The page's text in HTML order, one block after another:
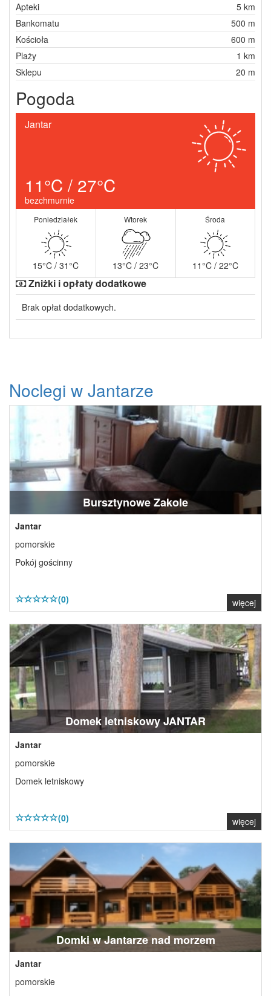
Apteki
5 km
Bankomatu
500 m
Kościoła
600 m
Plaży
1 km
Sklepu
20 m
Pogoda
Jantar
11°C / 27°C
bezchmurnie
Poniedziałek
15°C / 31°C
Wtorek
13°C / 23°C
Środa
11°C / 22°C
Zniżki i opłaty dodatkowe
Brak opłat dodatkowych.
Noclegi w Jantarze
Bursztynowe Zakole
Jantar
pomorskie
Pokój gościnny
(0) więcej
Domek letniskowy JANTAR
Jantar
pomorskie
Domek letniskowy
(0) więcej
Domki w Jantarze nad morzem
Jantar
pomorskie